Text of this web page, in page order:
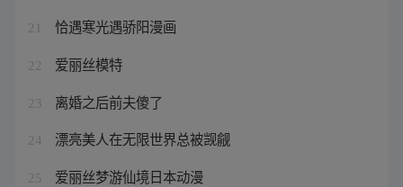
21 恰遇寒光遇骄阳漫画
22 爱丽丝模特
23 离婚之后前夫傻了
24 漂亮美人在无限世界总被觊觎
25 爱丽丝梦游仙境日本动漫